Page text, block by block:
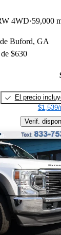
4WD 59,000
Buford, GA
$630
El precio
Verif.